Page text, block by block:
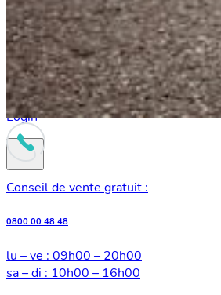
Login
Conseil de vente gratuit :
0800 00 48 48
lu – ve : 09h00 – 20h00
sa – di : 10h00 – 16h00